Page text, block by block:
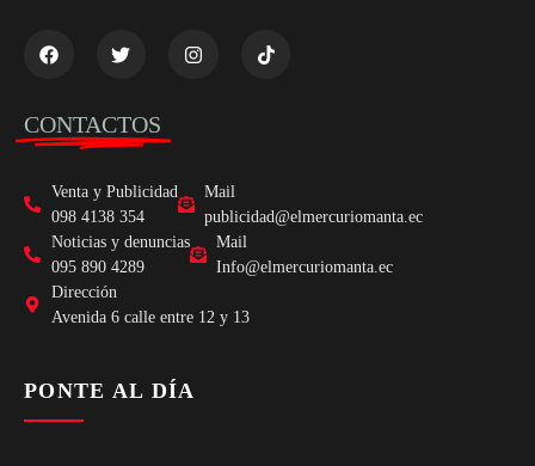
CONTACTOS
Venta y Publicidad
098 4138 354
Mail
publicidad@elmercuriomanta.ec
Noticias y denuncias
095 890 4289
Mail
Info@elmercuriomanta.ec
Dirección
Avenida 6 calle entre 12 y 13
PONTE AL DÍA